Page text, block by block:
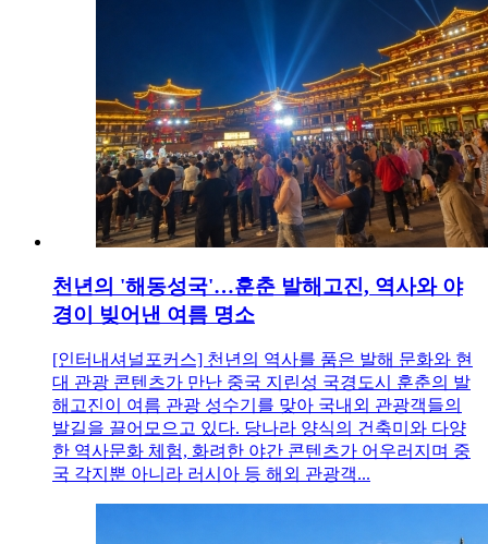
천년의 '해동성국'…훈춘 발해고진, 역사와 야
경이 빚어낸 여름 명소
[인터내셔널포커스] 천년의 역사를 품은 발해 문화와 현
대 관광 콘텐츠가 만난 중국 지린성 국경도시 훈춘의 발
해고진이 여름 관광 성수기를 맞아 국내외 관광객들의
발길을 끌어모으고 있다. 당나라 양식의 건축미와 다양
한 역사문화 체험, 화려한 야간 콘텐츠가 어우러지며 중
국 각지뿐 아니라 러시아 등 해외 관광객...